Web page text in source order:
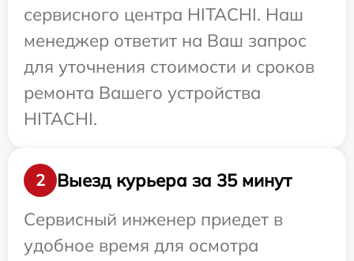
сервисного центра HITACHI. Наш
менеджер ответит на Ваш запрос
для уточнения стоимости и сроков
ремонта Вашего устройства
HITACHI.
2
Выезд курьера за 35 минут
Сервисный инженер приедет в
удобное время для осмотра